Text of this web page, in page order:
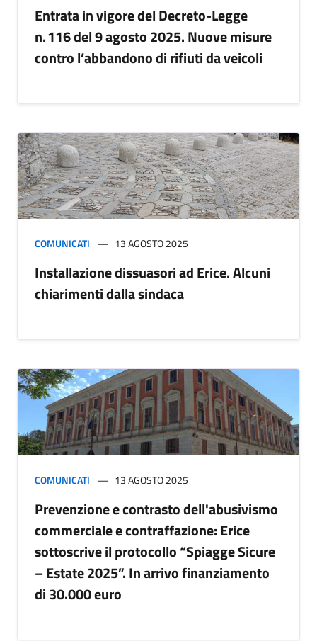
Entrata in vigore del Decreto-Legge
n. 116 del 9 agosto 2025. Nuove misure
contro l’abbandono di rifiuti da veicoli
COMUNICATI 13 AGOSTO 2025
Installazione dissuasori ad Erice. Alcuni
chiarimenti dalla sindaca
COMUNICATI 13 AGOSTO 2025
Prevenzione e contrasto dell'abusivismo
commerciale e contraffazione: Erice
sottoscrive il protocollo “Spiagge Sicure
– Estate 2025”. In arrivo finanziamento
di 30.000 euro